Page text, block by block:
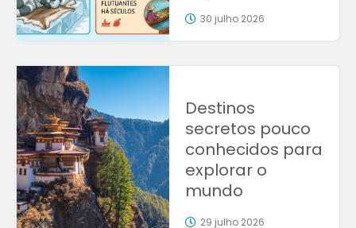
30 julho 2026
Destinos
secretos pouco
conhecidos para
explorar o
mundo
29 julho 2026